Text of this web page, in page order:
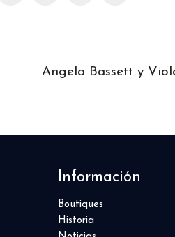
Información
Boutiques
Historia